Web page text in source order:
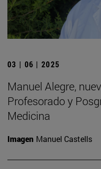
03 | 06 | 2025
Manuel Alegre,
Profesorado y
Medicina
Imagen Manuel Castells